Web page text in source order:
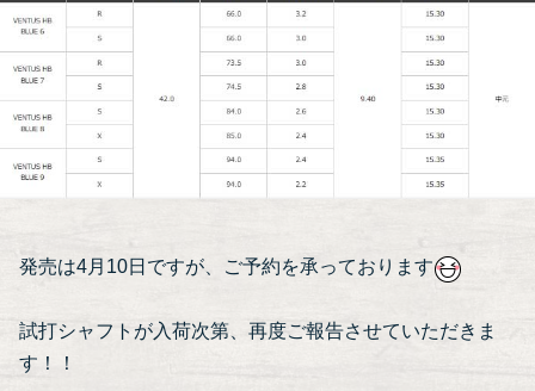
発売は4月10日ですが、ご予約を承っております
試打シャフトが入荷次第、再度ご報告させていただきま
す！！